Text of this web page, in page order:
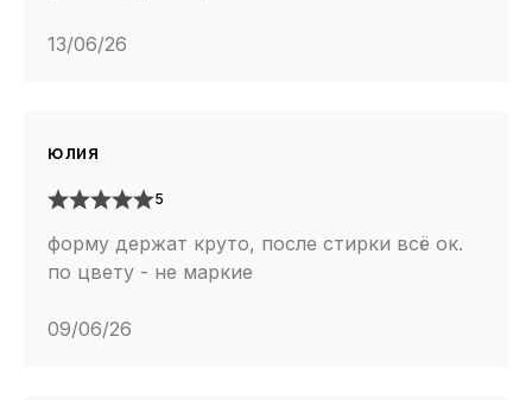
13/06/26
юлия
5
форму держат круто, после стирки всё ок.
по цвету - не маркие
09/06/26